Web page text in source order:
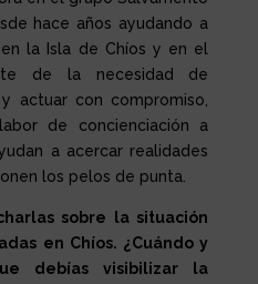
hace años ayudando a
la Isla de Chíos y en el
de la necesidad de
actuar con compromiso,
de concienciación a
a acercar realidades
los pelos de punta.
sobre la situación
en Chíos. ¿Cuándo y
debías visibilizar la